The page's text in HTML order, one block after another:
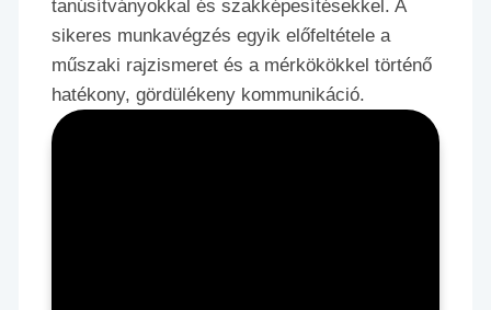
tanúsítványokkal és szakképesítésekkel. A
sikeres munkavégzés egyik előfeltétele a
műszaki rajzismeret és a mérkökökkel történő
hatékony, gördülékeny kommunikáció.